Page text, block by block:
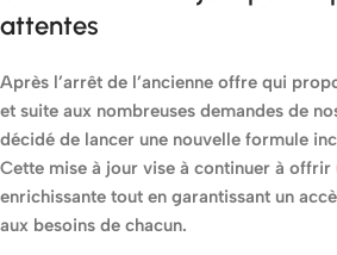
attentes
Après l’arrêt de l’ancienne offre qui
et suite aux nombreuses demandes de
décidé de lancer une nouvelle formule
Cette mise à jour vise à continuer à offrir
enrichissante tout en garantissant un
aux besoins de chacun.